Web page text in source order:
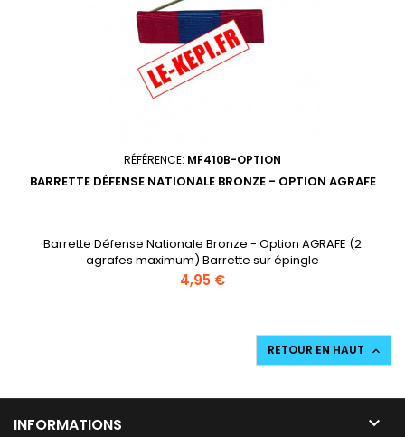
RÉFÉRENCE: MF410B-OPTION
BARRETTE DÉFENSE NATIONALE BRONZE - OPTION AGRAFE
Barrette Défense Nationale Bronze - Option AGRAFE (2
agrafes maximum) Barrette sur épingle
Prix
4,95 €
RETOUR EN HAUT 
INFORMATIONS 